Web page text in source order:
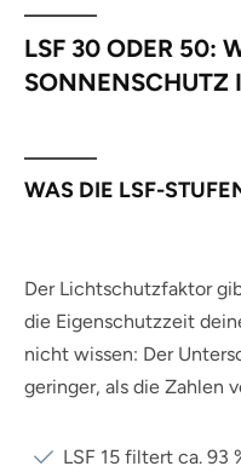
LSF 30 ODER 50:
SONNENSCHUTZ
WAS DIE LSF-
Der Lichtschutzfaktor
die Eigenschutzzeit
nicht wissen: Der
geringer, als die Zahlen
LSF 15 filtert ca. 93